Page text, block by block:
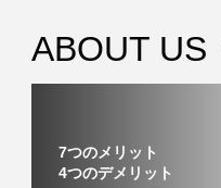
ABOUT US
7つのメリット
4つのデメリット